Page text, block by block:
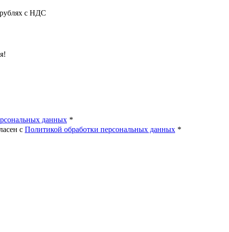
с НДС
данных *
с Политикой обработки персональных данных *